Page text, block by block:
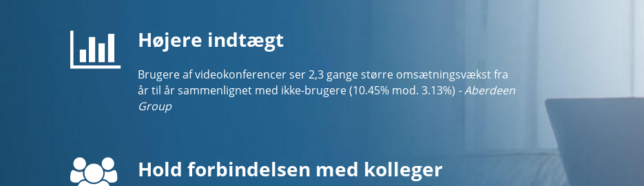
Højere indtægt
Brugere af videokonferencer ser 2,3 gange større omsætningsvækst fra
år til år sammenlignet med ikke-brugere (10.45% mod. 3.13%) - Aberdeen
Group
Hold forbindelsen med kolleger